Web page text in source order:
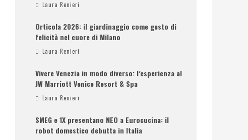
Laura Renieri
Orticola 2026: il giardinaggio come gesto di
felicità nel cuore di Milano
Laura Renieri
Vivere Venezia in modo diverso: l’esperienza al
JW Marriott Venice Resort & Spa
Laura Renieri
SMEG e 1X presentano NEO a Eurocucina: il
robot domestico debutta in Italia